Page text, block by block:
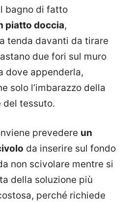
bagno di fatto
piatto doccia,
tenda davanti da tirare
due fori sul muro
dove appenderla,
solo l’imbarazzo della
del tessuto.
prevedere un
da inserire sul fondo
non scivolare mentre si
della soluzione più
perché richiede